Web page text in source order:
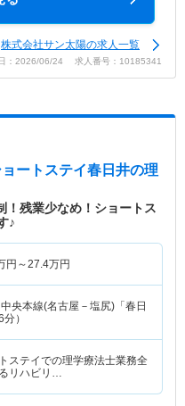
株式会社サン太陽の求人一覧
：2026/06/24 求人番号：10185341
ートステイ春日井の理
！残業少なめ！ショートス
♪
円～27.4万円
中央本線(名古屋－塩尻)「春日
）
ステイでの理学療法士業務全
リハビリ…